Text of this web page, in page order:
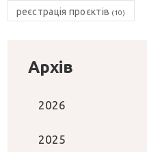
реєстрація проєктів (10)
Архів
2026
2025